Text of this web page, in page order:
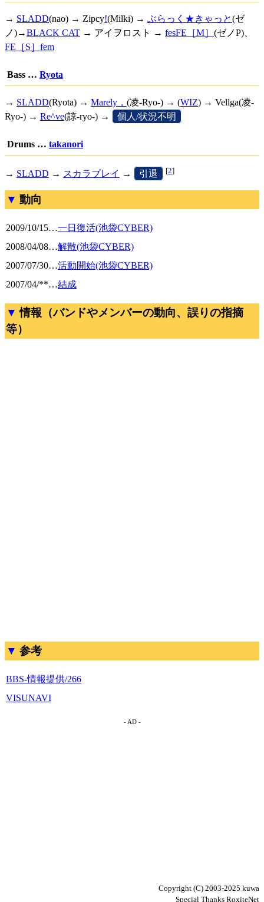
→ SLADD(nao) → Zipcy!(Milki) → ぶらっく★きゃっと(ゼ
ノ)→BLACK CAT → アイヲロスト → fesFE［M］ (ゼノP)、
FE［S］fem
Bass … Ryota
→ SLADD(Ryota) → Marely， (凌-Ryo-) → (WIZ) → Vellga(凌-
Ryo-) → Re^ve(諒-ryo-) → 個人/状況不明
Drums … takanori
→ SLADD → スカラブレイ → 引退 [2]
動向
2009/10/15…一日復活(池袋CYBER)
2008/04/08…解散(池袋CYBER)
2007/07/30…活動開始(池袋CYBER)
2007/04/**…結成
情報（バンドやメンバーの動向、誤りの指摘
等）
参考
BBS-情報提供/266
VISUNAVI
- AD -
Copyright (C) 2003-2025 kuwa
Special Thanks RoxiteNet